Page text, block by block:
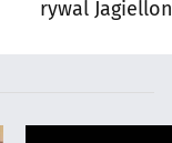
rywal